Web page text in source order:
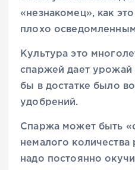
«незнакомец», как
плохо
Культура это
спаржей дает
бы в достатке было
удобрений.
Спаржа может быть
немалого количества
надо постоянно